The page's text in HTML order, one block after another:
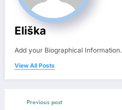
Eliška
Add your Biographical Information.
View All Posts
Previous post